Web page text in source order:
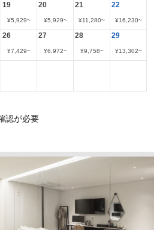
19
¥5,929~
20
¥5,929~
21
¥11,280~
22
¥16,230~
26
¥7,429~
27
¥6,972~
28
¥9,758~
29
¥13,302~
認が必要